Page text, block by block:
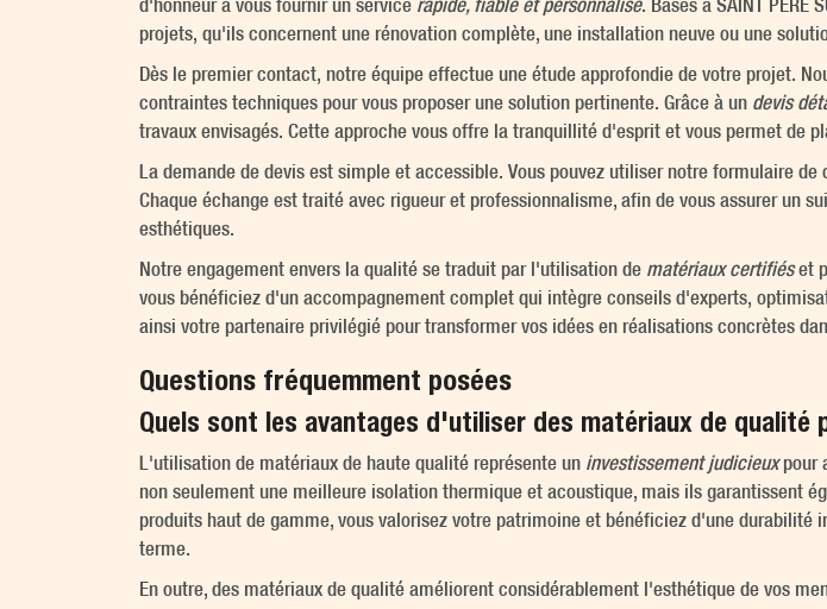
d'honneur à vous fournir un service rapide, fiable et personnalisé. Basés à SAINT PERE
projets, qu'ils concernent une rénovation complète, une installation neuve ou une
Dès le premier contact, notre équipe effectue une étude approfondie de votre projet.
contraintes techniques pour vous proposer une solution pertinente. Grâce à un devis
travaux envisagés. Cette approche vous offre la tranquillité d'esprit et vous permet de
La demande de devis est simple et accessible. Vous pouvez utiliser notre formulaire
Chaque échange est traité avec rigueur et professionnalisme, afin de vous assurer un
esthétiques.
Notre engagement envers la qualité se traduit par l'utilisation de matériaux certifiéset
vous bénéficiez d'un accompagnement complet qui intègre conseils d'experts,
ainsi votre partenaire privilégié pour transformer vos idées en réalisations concrètes
Questions fréquemment posées
Quels sont les avantages d'utiliser des matériaux de qualité
L'utilisation de matériaux de haute qualité représente un investissement judicieuxpour
non seulement une meilleure isolation thermique et acoustique, mais ils garantissent
produits haut de gamme, vous valorisez votre patrimoine et bénéficiez d'une
terme.
En outre, des matériaux de qualité améliorent considérablement l'esthétique de vos